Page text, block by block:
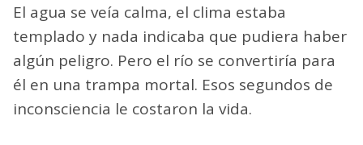
El agua se veía calma, el clima estaba
templado y nada indicaba que pudiera haber
algún peligro. Pero el río se convertiría para
él en una trampa mortal. Esos segundos de
inconsciencia le costaron la vida.